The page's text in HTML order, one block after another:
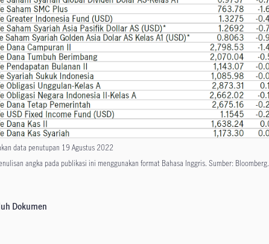
data penutupan 19 Agustus 2022
angka pada publikasi ini menggunakan format Bahasa Inggris. Sumber: Bloomberg.
Dokumen